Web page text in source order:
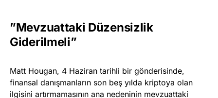
”Mevzuattaki Düzensizlik
Giderilmeli”
Matt Hougan, 4 Haziran tarihli bir gönderisinde,
finansal danışmanların son beş yılda kriptoya olan
ilgisini artırmamasının ana nedeninin mevzuattaki